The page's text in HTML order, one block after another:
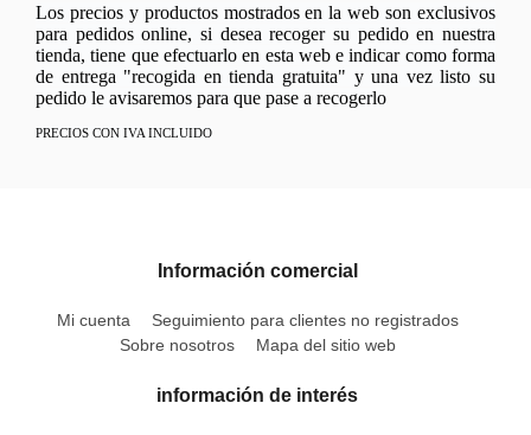
Los precios y productos mostrados en la web son exclusivos
para pedidos online, si desea recoger su pedido en nuestra
tienda, tiene que efectuarlo en esta web e indicar como forma
de entrega "recogida en tienda gratuita" y una vez listo su
pedido le avisaremos para que pase a recogerlo
PRECIOS CON IVA INCLUIDO
Información comercial
Mi cuenta
Seguimiento para clientes no registrados
Sobre nosotros
Mapa del sitio web
información de interés